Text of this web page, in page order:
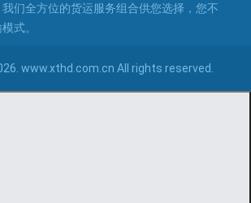
们全方位的货运服务组合供您选择，您不
式。
www.xthd.com.cn All rights reserved.